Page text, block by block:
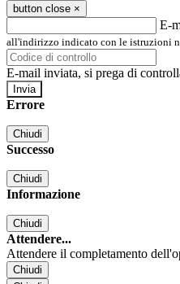
button close ×
E-
all'indirizzo indicato con le istruzioni
E-mail inviata, si prega di
Errore
Chiudi
Successo
Chiudi
Informazione
Chiudi
Attendere...
Attendere il completamento
Chiudi